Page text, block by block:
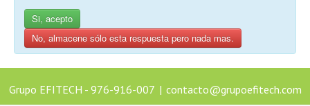
Si, acepto
No, almacene sólo esta respuesta pero nada mas.
Grupo EFITECH - 976-916-007 | contacto@grupoefitech.com